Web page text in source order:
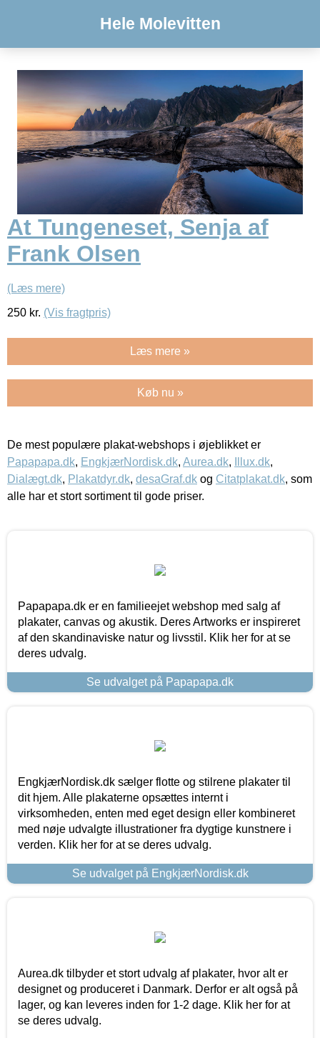
Hele Molevitten
At Tungeneset, Senja af
Frank Olsen
(Læs mere)
250 kr. (Vis fragtpris)
Læs mere »
Køb nu »
De mest populære plakat-webshops i øjeblikket er
Papapapa.dk, EngkjærNordisk.dk, Aurea.dk, Illux.dk,
Dialægt.dk, Plakatdyr.dk, desaGraf.dk og Citatplakat.dk, som
alle har et stort sortiment til gode priser.
Papapapa.dk er en familieejet webshop med salg af
plakater, canvas og akustik. Deres Artworks er inspireret
af den skandinaviske natur og livsstil. Klik her for at se
deres udvalg.
Se udvalget på Papapapa.dk
EngkjærNordisk.dk sælger flotte og stilrene plakater til
dit hjem. Alle plakaterne opsættes internt i
virksomheden, enten med eget design eller kombineret
med nøje udvalgte illustrationer fra dygtige kunstnere i
verden. Klik her for at se deres udvalg.
Se udvalget på EngkjærNordisk.dk
Aurea.dk tilbyder et stort udvalg af plakater, hvor alt er
designet og produceret i Danmark. Derfor er alt også på
lager, og kan leveres inden for 1-2 dage. Klik her for at
se deres udvalg.